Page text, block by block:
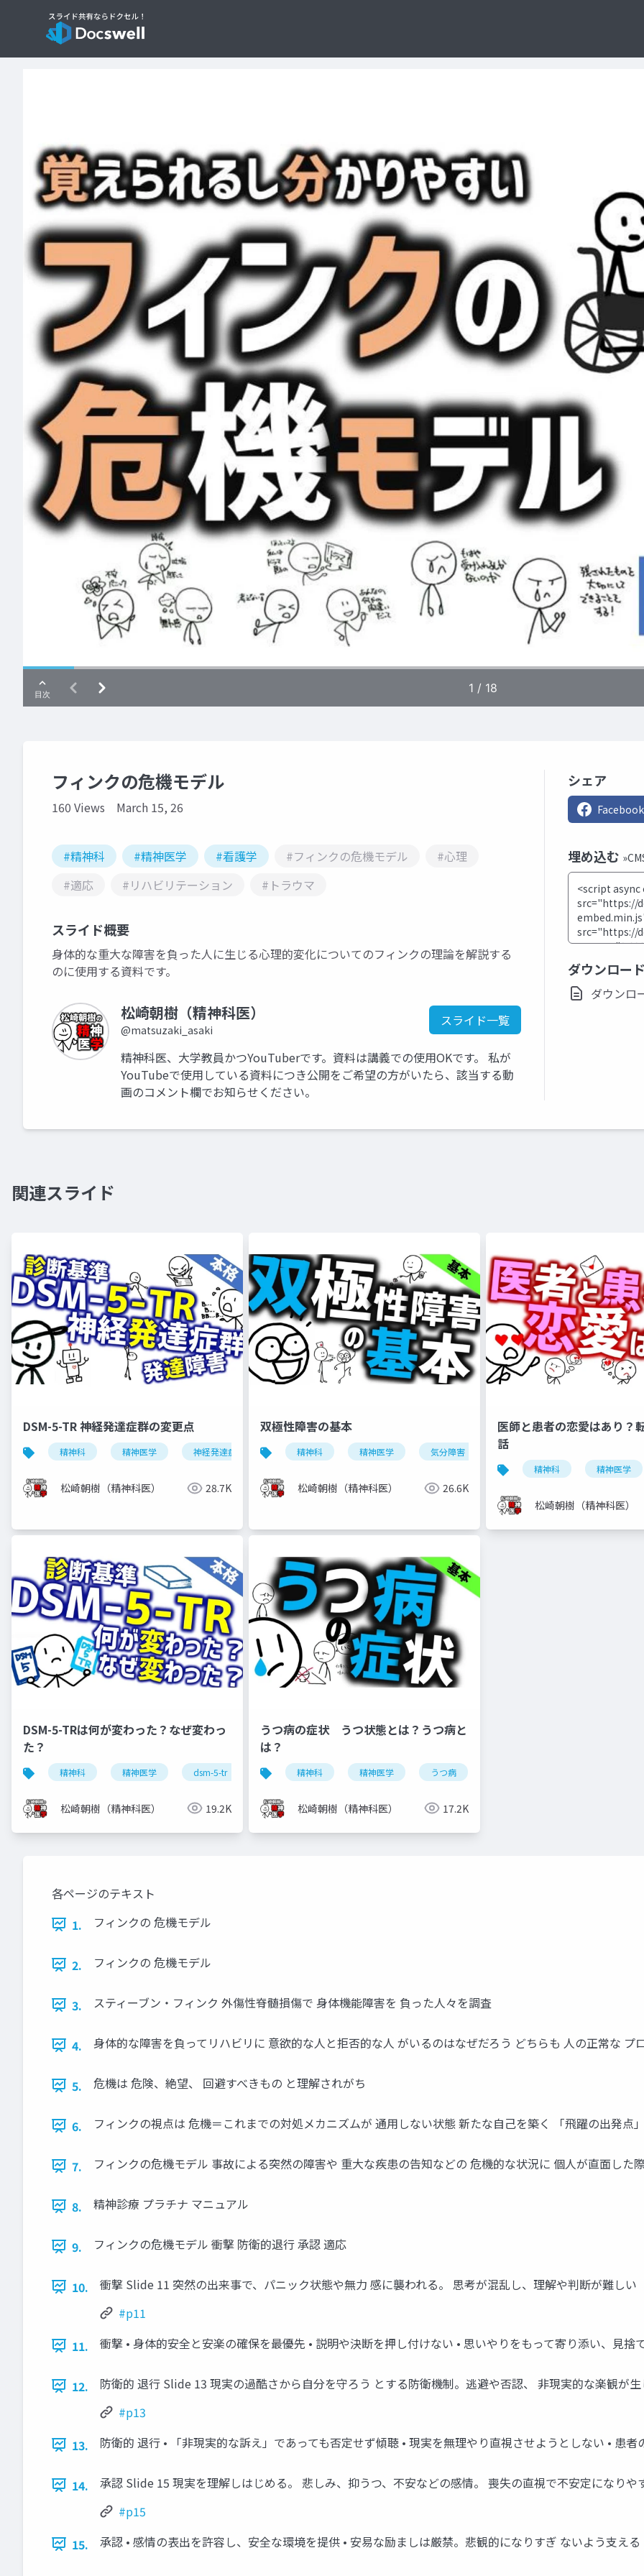
フィンクの危機モデル
160 Views March 15, 26
#精神科 #精神医学 #看護学 #フィンクの危機モデル
#心理
#適応
#リハビリテーション #トラウマ
スライド概要
身体的な重大な障害を負った人に生じる心理的変化についてのフィンクの理論を解説する
のに使用する資料です。
松崎朝樹（精神科医）
@matsuzaki_asaki
スライド一覧
精神科医、大学教員かつYouTuberです。資料は講義での使用OKです。 私が
YouTubeで使用している資料につき公開をご希望の方がいたら、該当する動
画のコメント欄でお知らせください。
シェア
Facebook
埋め込む
ダウンロー
ダウンロ
関連スライド
DSM-5-TR 神経発達症群の変更点
精神科 精神医学 神経発達症群 発達障害 自閉スペクトラム症 注意欠如多動症
松崎朝樹（精神科医） 28.7K
双極性障害の基本
精神科 精神医学 気分障害 双極性障害
松崎朝樹（精神科医） 26.6K
医師と患者の恋愛はあり？
話
精神科 精神医学
松崎朝樹（精神科医）
DSM-5-TRは何が変わった？なぜ変わっ
た？
精神科 精神医学 dsm-5-tr dsm-5
松崎朝樹（精神科医） 19.2K
うつ病の症状 うつ状態とは？うつ病と
は？
精神科 精神医学 うつ病
松崎朝樹（精神科医） 17.2K
各ページのテキスト
1.
フィンクの 危機モデル
2. フィンクの 危機モデル
3. スティーブン・フィンク 外傷性脊髄損傷で 身体機能障害を 負った人々を調査
4. 身体的な障害を負ってリハビリに 意欲的な人と拒否的な人 がいるのはなぜだろう どちらも 人の正常な プ
5. 危機は 危険、絶望、 回避すべきもの と理解されがち
6. フィンクの視点は 危機＝これまでの対処メカニズムが 通用しない状態 新たな自己を築く 「飛躍の出発点
7. フィンクの危機モデル 事故による突然の障害や 重大な疾患の告知などの 危機的な状況に 個人が直面した
8. 精神診療 プラチナ マニュアル
9. フィンクの危機モデル 衝撃 防衛的退行 承認 適応
10.
衝撃 Slide 11 突然の出来事で、パニック状態や無力 感に襲われる。 思考が混乱し、理解や判断が難しい
#p11
11.
衝撃 • 身体的安全と安楽の確保を最優先 • 説明や決断を押し付けない • 思いやりをもって寄り添い、見
12.
防衛的 退行 Slide 13 現実の過酷さから自分を守ろう とする防衛機制。逃避や否認、 非現実的な楽観が
#p13
13.
防衛的 退行 • 「非現実的な訴え」であっても否定せず傾聴 • 現実を無理やり直視させようとしない • 患
14.
承認 Slide 15 現実を理解しはじめる。 悲しみ、抑うつ、不安などの感情。 喪失の直視で不安定になりや
#p15
15.
承認 • 感情の表出を許容し、安全な環境を提供 • 安易な励ましは厳禁。悲観的になりすぎ ないよう支え